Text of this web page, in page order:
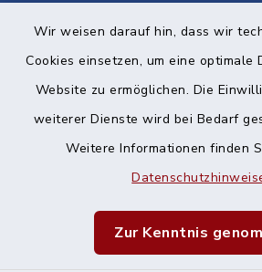
Wir weisen darauf hin, dass wir
Cookies einsetzen, um eine optimale
Website zu ermöglichen. Die
weiterer Dienste wird bei Bedarf
Weitere Informationen finden
Zur Kenntnis
Datenschutz
Impressum
Sitemap
Cookie-